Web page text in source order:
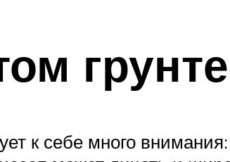
грунте
к себе много